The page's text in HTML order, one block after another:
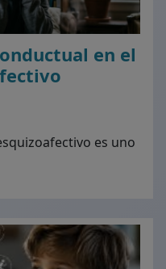
en el
es uno